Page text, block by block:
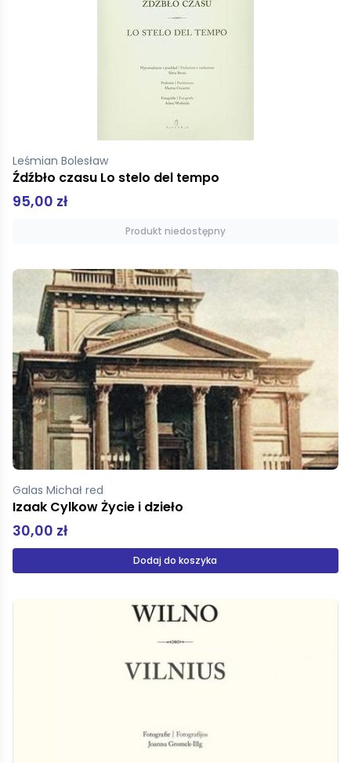
Leśmian Bolesław
Źdźbło czasu Lo stelo del tempo
95,00 zł
Produkt niedostępny
Galas Michał red
Izaak Cylkow Życie i dzieło
30,00 zł
Dodaj do koszyka